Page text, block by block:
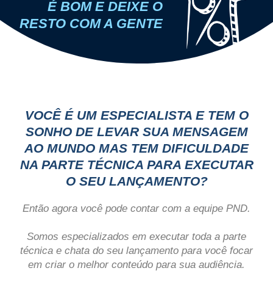
É BOM E DEIXE O
RESTO COM A GENTE
VOCÊ É UM ESPECIALISTA E TEM O
SONHO DE LEVAR SUA MENSAGEM
AO MUNDO MAS TEM DIFICULDADE
NA PARTE TÉCNICA PARA EXECUTAR
O SEU LANÇAMENTO?
Então agora você pode contar com a equipe PND.
Somos especializados em executar toda a parte
técnica e chata do seu lançamento para você focar
em criar o melhor conteúdo para sua audiência.